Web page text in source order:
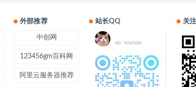
外部推荐
中创网
123456gm百科网
阿里云服务器推荐
站长QQ 关